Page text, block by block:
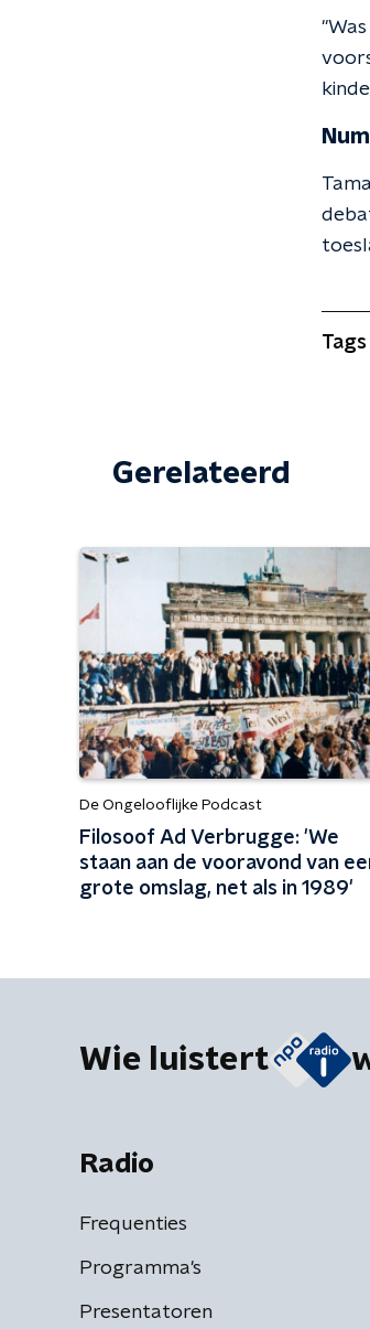
Tags
Gerelateerd
De Ongelooflijke Podcast
Filosoof Ad Verbrugge: 'We
staan aan de vooravond van
grote omslag, net als in 1989'
Wie luistert
Radio
Frequenties
Programma's
Presentatoren